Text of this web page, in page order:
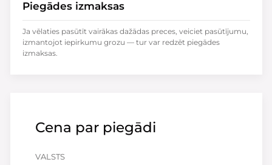
Cena par piegādi
VALSTS
Piegādes izmaksas
Ja vēlaties pasūtīt vairākas dažādas preces, veiciet pasūtījumu,
izmantojot iepirkumu grozu — tur var redzēt piegādes
izmaksas.